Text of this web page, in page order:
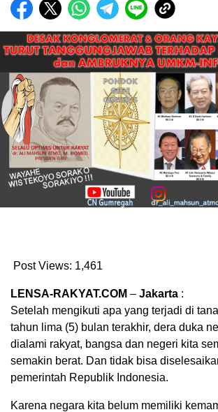
Post Views: 1,461
LENSA-RAKYAT.COM – Jakarta :
Setelah mengikuti apa yang terjadi di
tahun lima (5) bulan terakhir, dera duka
dialami rakyat, bangsa dan negeri kita
semakin berat. Dan tidak bisa
pemerintah Republik Indonesia.
Karena negara kita belum memiliki